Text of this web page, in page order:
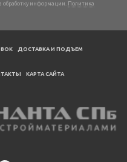
обработку информации. Политика
ДОСТАВКА И ПОДЪЕМ
КАРТА САЙТА